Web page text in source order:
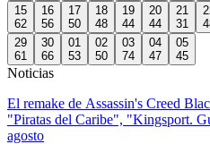
15
62
16
56
17
50
18
48
19
44
20
44
21
31
29
61
30
66
01
53
02
50
03
74
04
47
05
45
Noticias
El remake de Assassin's Creed
"Piratas del Caribe", "Kingsport.
agosto